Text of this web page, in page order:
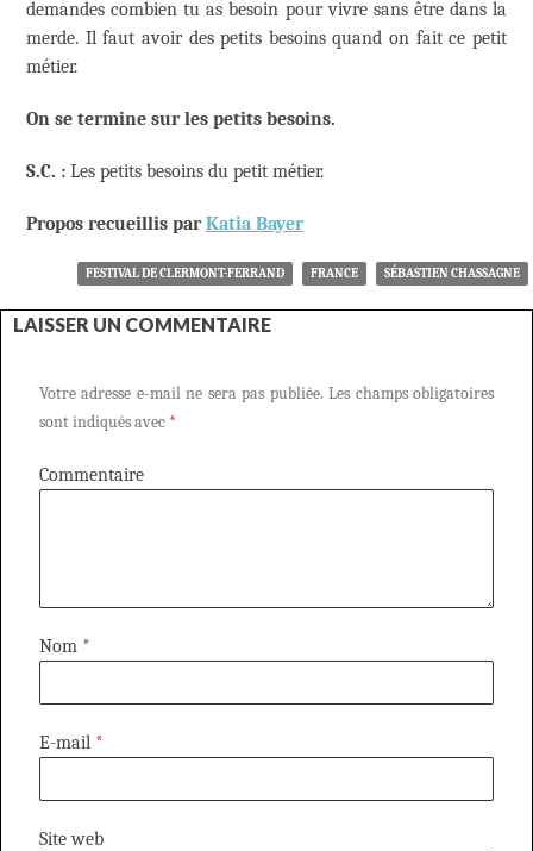
demandes combien tu as besoin pour vivre sans être dans la
merde. Il faut avoir des petits besoins quand on fait ce petit
métier.
On se termine sur les petits besoins.
S.C. : Les petits besoins du petit métier.
Propos recueillis parKatia Bayer
FESTIVAL DE CLERMONT-FERRAND FRANCE SÉBASTIEN CHASSAGNE
LAISSER UN COMMENTAIRE
Votre adresse e-mail ne sera pas publiée. Les champs obligatoires
sont indiqués avec *
Commentaire
Nom *
E-mail *
Site web